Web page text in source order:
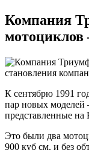
Компания
К сентябрю 1991
пар новых моделей
представленные на
Это были два
900 куб см. и без